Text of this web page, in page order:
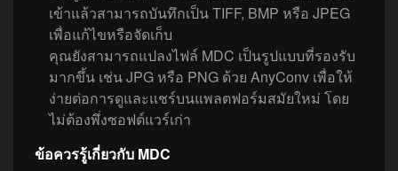
เข้าแล้วสามารถบันทึกเป็น TIFF, BMP หรือ JPEG
เพื่อแก้ไขหรือจัดเก็บ
คุณยังสามารถแปลงไฟล์ MDC เป็นรูปแบบที่รองรับ
มากขึ้น เช่น JPG หรือ PNG ด้วย AnyConv เพื่อให้
ง่ายต่อการดูและแชร์บนแพลตฟอร์มสมัยใหม่ โดย
ไม่ต้องพึ่งซอฟต์แวร์เก่า
ข้อควรรู้เกี่ยวกับ MDC